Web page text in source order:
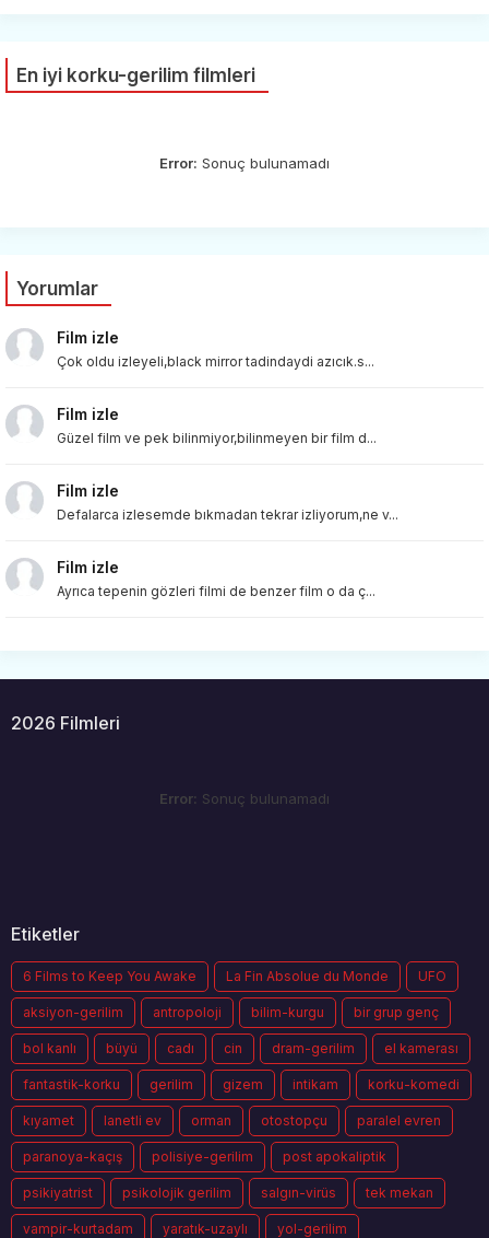
En iyi korku-gerilim filmleri
Error: Sonuç bulunamadı
Yorumlar
Film izle
Çok oldu izleyeli,black mirror tadindaydi azıcık.s...
Film izle
Güzel film ve pek bilinmiyor,bilinmeyen bir film d...
Film izle
Defalarca izlesemde bıkmadan tekrar izliyorum,ne v...
Film izle
Ayrıca tepenin gözleri filmi de benzer film o da ç...
2026 Filmleri
Error: Sonuç bulunamadı
Etiketler
6 Films to Keep You Awake La Fin Absolue du Monde UFO
aksiyon-gerilim antropoloji bilim-kurgu bir grup genç
bol kanlı büyü cadı cin dram-gerilim el kamerası
fantastik-korku gerilim gizem intikam korku-komedi
kıyamet lanetli ev orman otostopçu paralel evren
paranoya-kaçış polisiye-gerilim post apokaliptik
psikiyatrist psikolojik gerilim salgın-virüs tek mekan
vampir-kurtadam yaratık-uzaylı yol-gerilim